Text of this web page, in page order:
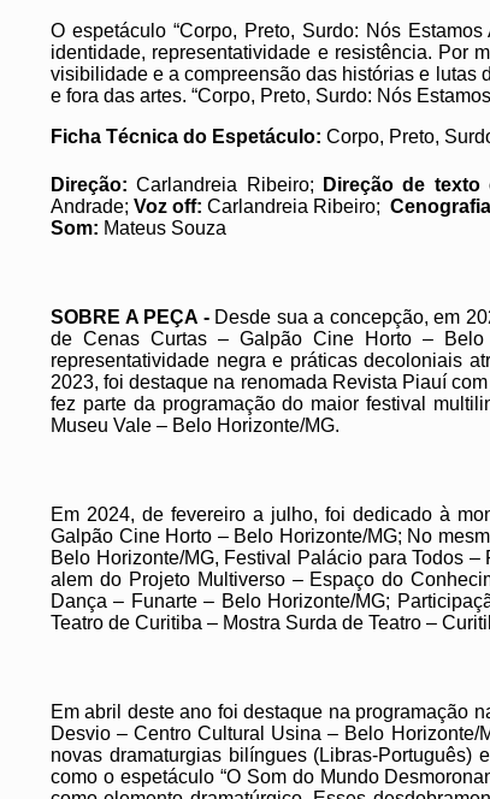
O espetáculo “Corpo, Preto, Surdo: Nós
identidade, representatividade e resistência. Por
visibilidade e a compreensão das histórias e lutas
e fora das artes. “Corpo, Preto, Surdo: Nós
Ficha Técnica do Espetáculo: Corpo, Preto,
Direção:Carlandreia Ribeiro; Direção de texto
Andrade;Voz off:Carlandreia Ribeiro;
Som: Mateus Souza
SOBRE A PEÇA - Desde sua a concepção, em
de Cenas Curtas – Galpão Cine Horto – Belo
representatividade negra e práticas decoloniais
2023, foi destaque na renomada Revista Piauí
fez parte da programação do maior festival
Museu Vale – Belo Horizonte/MG.
Em 2024, de fevereiro a julho, foi dedicado à
Galpão Cine Horto – Belo Horizonte/MG; No
Belo Horizonte/MG, Festival Palácio para Todos
alem do Projeto Multiverso – Espaço do
Dança – Funarte – Belo Horizonte/MG;
Teatro de Curitiba – Mostra Surda de Teatro –
Em abril deste ano foi destaque na programação
Desvio – Centro Cultural Usina – Belo
novas dramaturgias bilíngues (Libras-
como o espetáculo “O Som do Mundo